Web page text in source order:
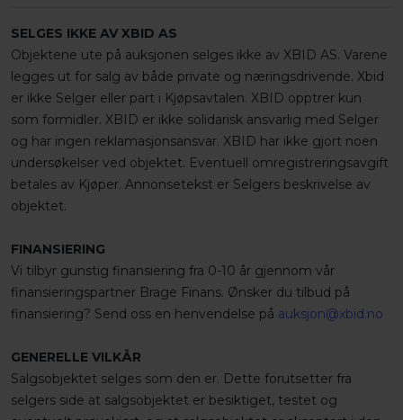
SELGES IKKE AV XBID AS
Objektene ute på auksjonen selges ikke av XBID AS. Varene
legges ut for salg av både private og næringsdrivende. Xbid
er ikke Selger eller part i Kjøpsavtalen. XBID opptrer kun
som formidler. XBID er ikke solidarisk ansvarlig med Selger
og har ingen reklamasjonsansvar. XBID har ikke gjort noen
undersøkelser ved objektet. Eventuell omregistreringsavgift
betales av Kjøper. Annonsetekst er Selgers beskrivelse av
objektet.
FINANSIERING
Vi tilbyr gunstig finansiering fra 0-10 år gjennom vår
finansieringspartner Brage Finans. Ønsker du tilbud på
finansiering? Send oss en henvendelse på auksjon@xbid.no
GENERELLE VILKÅR
Salgsobjektet selges som den er. Dette forutsetter fra
selgers side at salgsobjektet er besiktiget, testet og